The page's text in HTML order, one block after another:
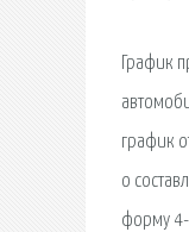
График
график
о
форму 4-